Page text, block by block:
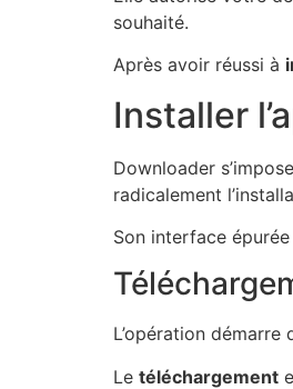
souhaité.
Après avoir réussi à
Installer
Downloader
radicalement
Son interface
L’opération
Le téléchargement